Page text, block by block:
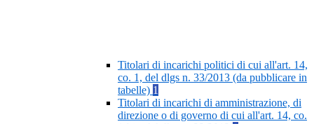
Titolari di incarichi politici di cui all'art. 14,
co. 1, del dlgs n. 33/2013 (da pubblicare in
tabelle) 1
Titolari di incarichi di amministrazione, di
direzione o di governo di cui all'art. 14, co.